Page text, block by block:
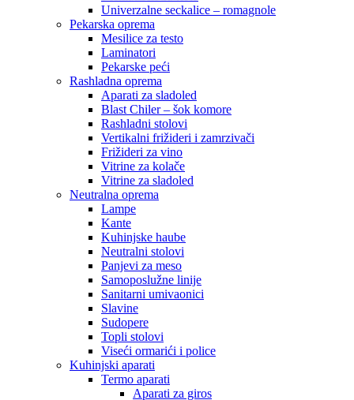
Univerzalne seckalice – romagnole
Pekarska oprema
Mesilice za testo
Laminatori
Pekarske peći
Rashladna oprema
Aparati za sladoled
Blast Chiler – šok komore
Rashladni stolovi
Vertikalni frižideri i zamrzivači
Frižideri za vino
Vitrine za kolače
Vitrine za sladoled
Neutralna oprema
Lampe
Kante
Kuhinjske haube
Neutralni stolovi
Panjevi za meso
Samoposlužne linije
Sanitarni umivaonici
Slavine
Sudopere
Topli stolovi
Viseći ormarići i police
Kuhinjski aparati
Termo aparati
Aparati za giros